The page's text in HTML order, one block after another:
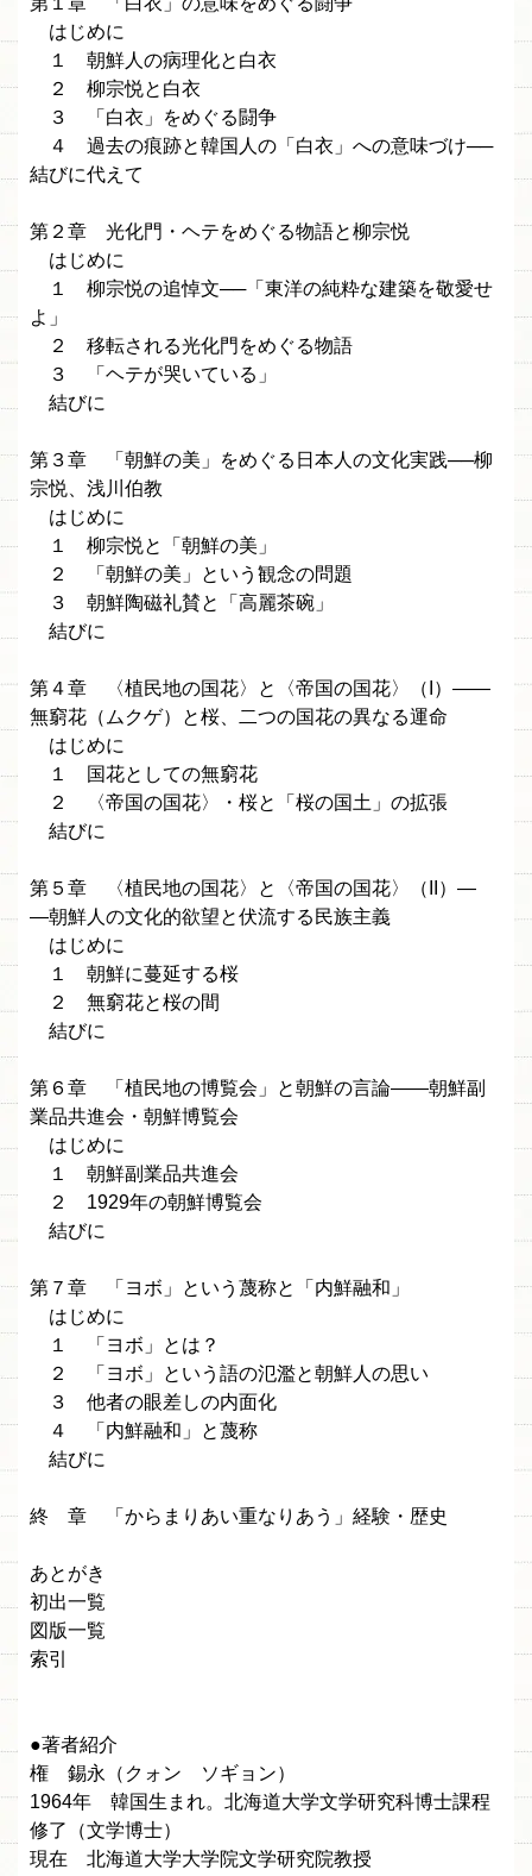
はじめに
１ 朝鮮人の病理化と白衣
２ 柳宗悦と白衣
３ 「白衣」をめぐる闘争
４ 過去の痕跡と韓国人の「白衣」への意味づけ──
結びに代えて
第２章 光化門・ヘテをめぐる物語と柳宗悦
はじめに
１ 柳宗悦の追悼文──「東洋の純粋な建築を敬愛せ
よ」
２ 移転される光化門をめぐる物語
３ 「ヘテが哭いている」
結びに
第３章 「朝鮮の美」をめぐる日本人の文化実践──柳
宗悦、浅川伯教
はじめに
１ 柳宗悦と「朝鮮の美」
２ 「朝鮮の美」という観念の問題
３ 朝鮮陶磁礼賛と「高麗茶碗」
結びに
第４章 〈植民地の国花〉と〈帝国の国花〉（I）――
無窮花（ムクゲ）と桜、二つの国花の異なる運命
はじめに
１ 国花としての無窮花
２ 〈帝国の国花〉・桜と「桜の国土」の拡張
結びに
第５章 〈植民地の国花〉と〈帝国の国花〉（II）―
―朝鮮人の文化的欲望と伏流する民族主義
はじめに
１ 朝鮮に蔓延する桜
２ 無窮花と桜の間
結びに
第６章 「植民地の博覧会」と朝鮮の言論――朝鮮副
業品共進会・朝鮮博覧会
はじめに
１ 朝鮮副業品共進会
２ 1929年の朝鮮博覧会
結びに
第７章 「ヨボ」という蔑称と「内鮮融和」
はじめに
１ 「ヨボ」とは？
２ 「ヨボ」という語の氾濫と朝鮮人の思い
３ 他者の眼差しの内面化
４ 「内鮮融和」と蔑称
結びに
終 章 「からまりあい重なりあう」経験・歴史
あとがき
初出一覧
図版一覧
索引
●著者紹介
権 錫永（クォン ソギョン）
1964年 韓国生まれ。北海道大学文学研究科博士課程
修了（文学博士）
現在 北海道大学大学院文学研究院教授